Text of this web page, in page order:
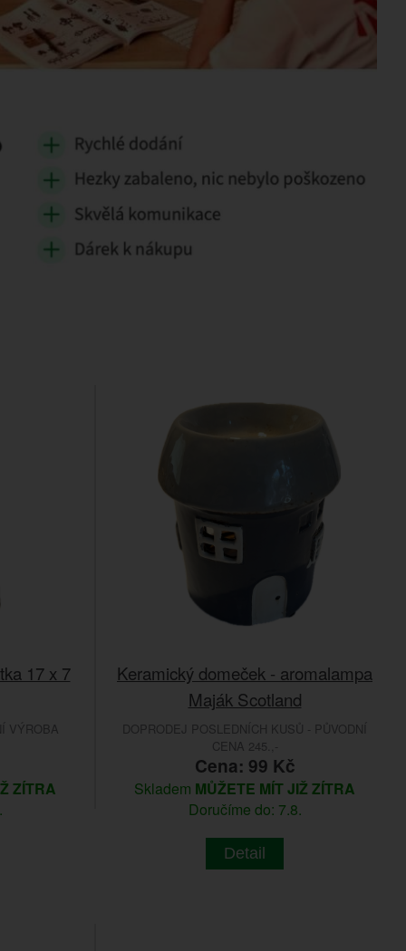
17 x 7
VÝROBA
ZÍTRA
Keramický domeček - aromalampa
Maják Scotland
DOPRODEJ POSLEDNÍCH KUSŮ - PŮVODNÍ
CENA 245.,-
Cena: 99 Kč
Skladem MŮŽETE MÍT JIŽ ZÍTRA
Doručíme do: 7.8.
Detail